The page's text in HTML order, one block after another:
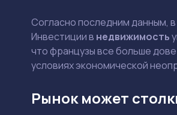
Согласно последним данным,
Инвестиции в недвижимость
что французы все больше
условиях экономической
Рынок может
Ваш e-mail